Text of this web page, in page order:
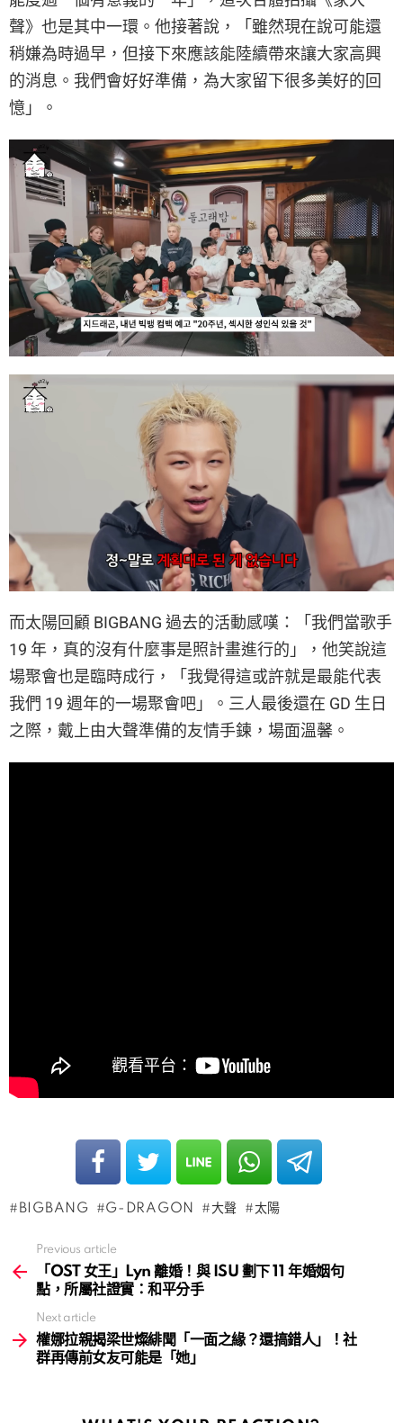
聲》也是其中一環。他接著說，「雖然現在說可能還
稍嫌為時過早，但接下來應該能陸續帶來讓大家高興
的消息。我們會好好準備，為大家留下很多美好的回
憶」。
而太陽回顧 BIGBANG 過去的活動感嘆：「我們當歌手
19 年，真的沒有什麼事是照計畫進行的」，他笑說這
場聚會也是臨時成行，「我覺得這或許就是最能代表
我們 19 週年的一場聚會吧」。三人最後還在 GD 生日
之際，戴上由大聲準備的友情手鍊，場面溫馨。
BIGBANG G-DRAGON 大聲 太陽
more
Previous article
「OST 女王」Lyn 離婚！與 ISU 劃下 11 年婚姻句
點，所屬社證實：和平分手
Next article
權娜拉親揭梁世燦緋聞「一面之緣？還搞錯人」！社
群再傳前女友可能是「她」